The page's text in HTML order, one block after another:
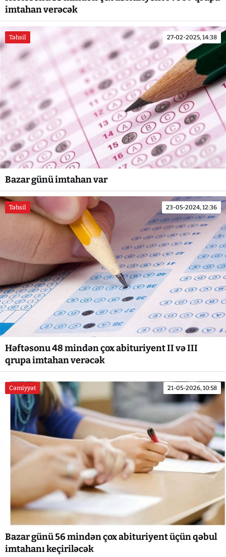
imtahan verəcək
Təhsil 27-02-2025, 14:38
Bazar günü imtahan var
Təhsil 23-05-2024, 12:36
Həftəsonu 48 mindən çox abituriyent II və III
qrupa imtahan verəcək
Cəmiyyət 21-05-2026, 10:58
Bazar günü 56 mindən çox abituriyent üçün qəbul
imtahanı keçiriləcək